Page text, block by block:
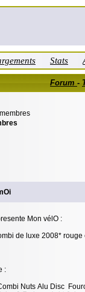
Stats
Forum-
Mon vélO :
de luxe 2008* rouge
:
Nuts Alu Disc